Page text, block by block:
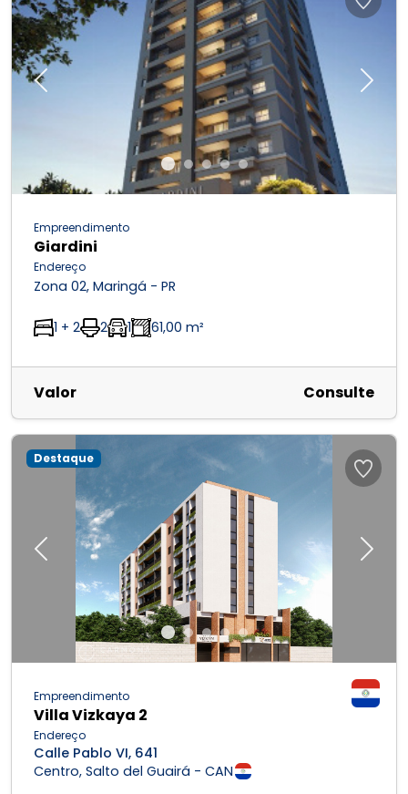
Previous Next
Empreendimento
Giardini
Endereço
Zona 02, Maringá - PR
1 + 2 2 1 61,00 m²
Valor Consulte
Previous Next
Destaque
Empreendimento
Villa Vizkaya 2
Endereço
Calle Pablo VI, 641
Centro, Salto del Guairá - CAN